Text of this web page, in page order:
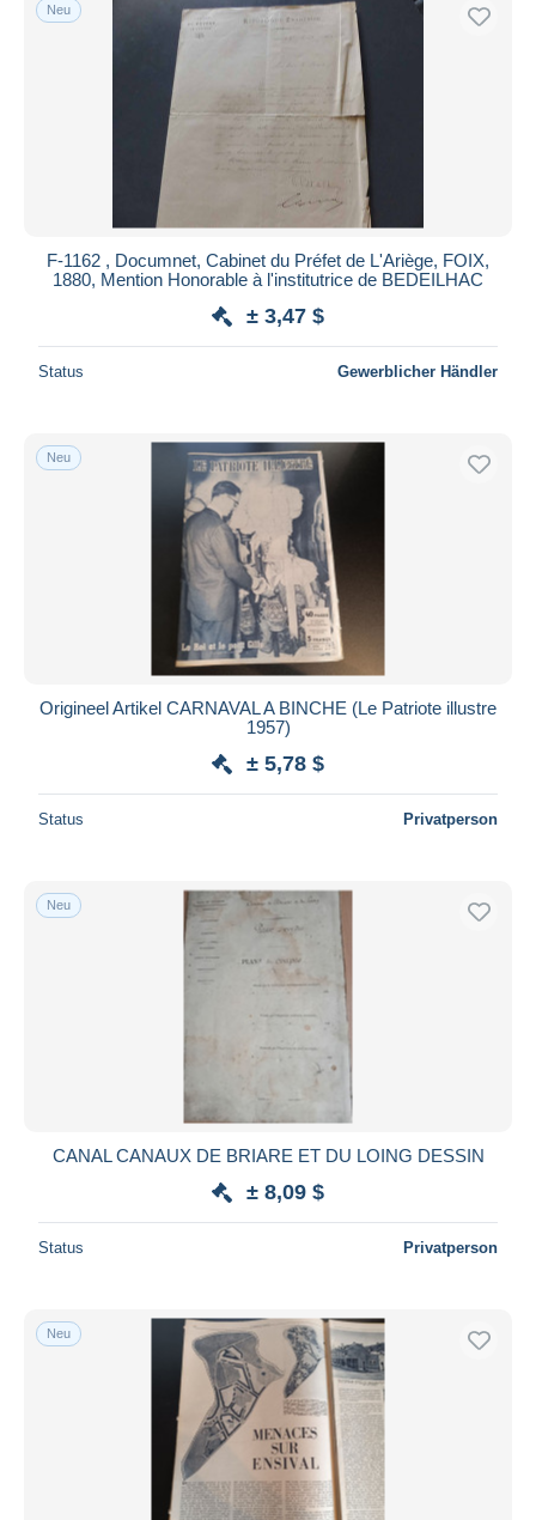
Neu
F-1162 , Documnet, Cabinet du Préfet de L'Ariège, FOIX,
1880, Mention Honorable à l'institutrice de BEDEILHAC
± 3,47 $
Status Gewerblicher Händler
Neu
Origineel Artikel CARNAVAL A BINCHE (Le Patriote illustre
1957)
± 5,78 $
Status Privatperson
Neu
CANAL CANAUX DE BRIARE ET DU LOING DESSIN
± 8,09 $
Status Privatperson
Neu